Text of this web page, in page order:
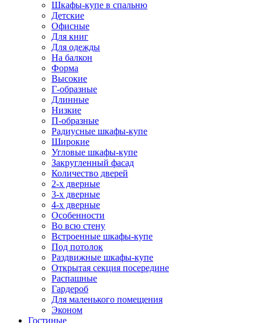
Шкафы-купе в спальню
Детские
Офисные
Для книг
Для одежды
На балкон
Форма
Высокие
Г-образные
Длинные
Низкие
П-образные
Радиусные шкафы-купе
Широкие
Угловые шкафы-купе
Закругленный фасад
Количество дверей
2-х дверные
3-х дверные
4-х дверные
Особенности
Во всю стену
Встроенные шкафы-купе
Под потолок
Раздвижные шкафы-купе
Открытая секция посередине
Распашные
Гардероб
Для маленького помещения
Эконом
Гостиные